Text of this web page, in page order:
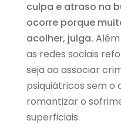
culpa e atraso na
ocorre porque
acolher, julga. Além
as redes sociais
seja ao associar
psiquiátricos sem o
romantizar o
superficiais.